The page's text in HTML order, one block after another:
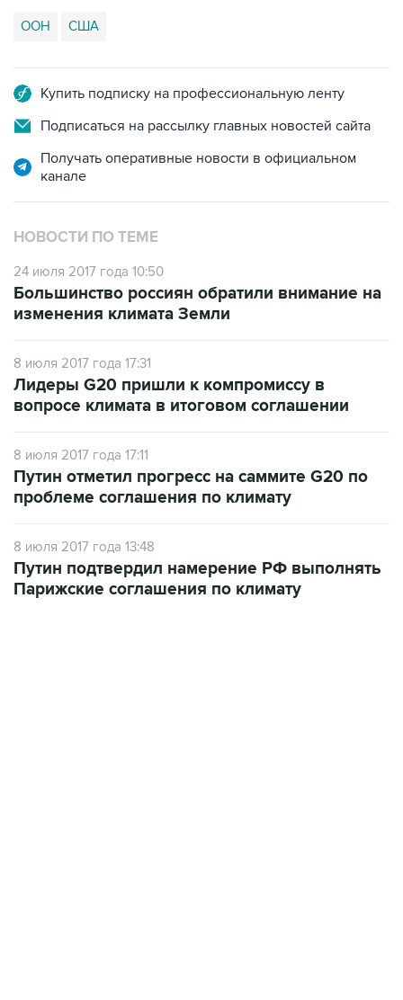
Подписаться на рассылку главных новостей сайта
Получать оперативные новости в официальном
НОВОСТИ ПО ТЕМЕ
24 июля 2017 года 10:50
изменения климата Земли
вопросе климата в итоговом соглашении
8 июля 2017 года 17:11
проблеме соглашения по климату
8 июля 2017 года 13:48
Парижские соглашения по климату